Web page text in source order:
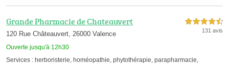
Grande Pharmacie de Chateauvert
120 Rue Châteauvert, 26000 Valence
Ouverte jusqu'à 12h30
4,5 étoiles sur 5
131 avis
Services : herboristerie, homéopathie, phytothérapie, parapharmacie,